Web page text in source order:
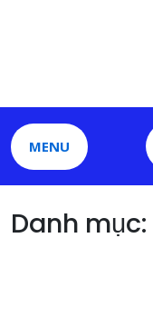
MENU
Danh mục: